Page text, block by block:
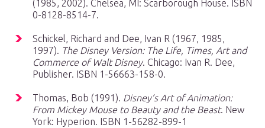
(1985, 2002). Chelsea, MI: Scarborough House. ISBN
0-8128-8514-7.
Schickel, Richard and Dee, Ivan R (1967, 1985,
1997). The Disney Version: The Life, Times, Art and
Commerce of Walt Disney. Chicago: Ivan R. Dee,
Publisher. ISBN 1-56663-158-0.
Thomas, Bob (1991). Disney’s Art of Animation:
From Mickey Mouse to Beauty and the Beast. New
York: Hyperion. ISBN 1-56282-899-1